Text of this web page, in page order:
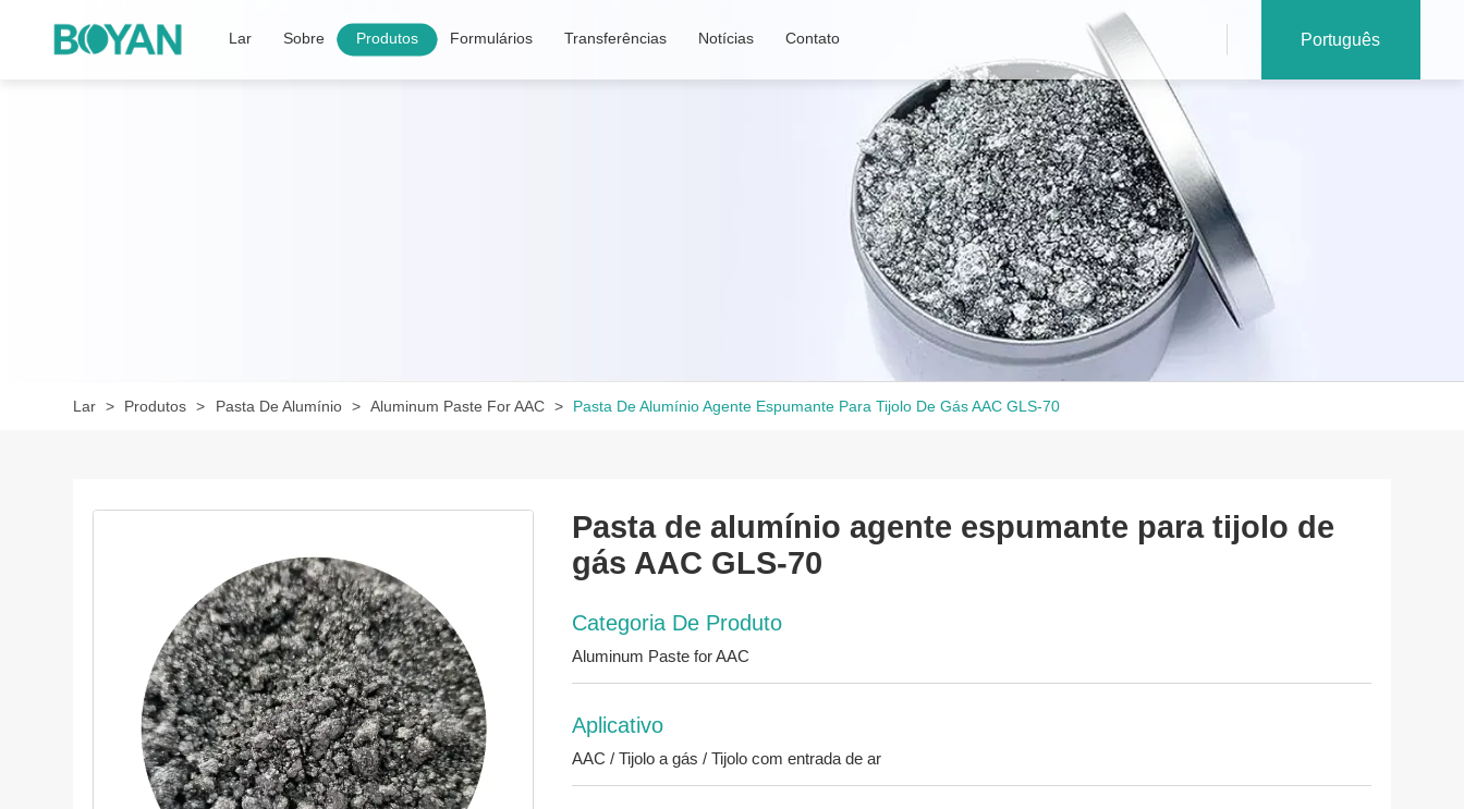
Lar Sobre Produtos Formulários Transferências Notícias Contato Português
Lar Produtos Pasta De Alumínio Aluminum Paste For AAC Pasta De Alumínio Agente Espumante Para Tijolo De Gás AAC GLS-70
Pasta de alumínio agente espumante para tijolo de
gás AAC GLS-70
Categoria De Produto
Aluminum Paste for AAC
Aplicativo
AAC / Tijolo a gás / Tijolo com entrada de ar